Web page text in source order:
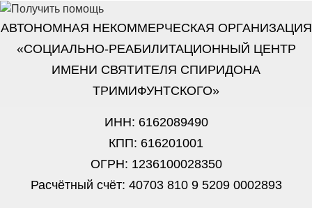
АВТОНОМНАЯ НЕКОММЕРЧЕСКАЯ ОРГАНИЗАЦИЯ
«СОЦИАЛЬНО-РЕАБИЛИТАЦИОННЫЙ ЦЕНТР
ИМЕНИ СВЯТИТЕЛЯ СПИРИДОНА
ТРИМИФУНТСКОГО»
ИНН: 6162089490
КПП: 616201001
ОГРН: 1236100028350
Расчётный счёт: 40703 810 9 5209 0002893